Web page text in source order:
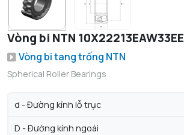
Vòng bi NTN 10X22213EAW33EE
Vòng bi tang trống NTN
Spherical Roller Bearings
d - Đường kính lỗ trục
D - Đường kính ngoài